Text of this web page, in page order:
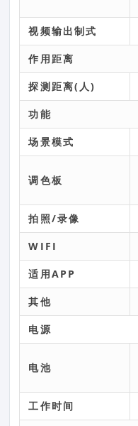
视频输出制式
作用距离
探测距离(人)
功能
场景模式
调色板
拍照/录像
WIFI
适用APP
其他
电源
电池
工作时间